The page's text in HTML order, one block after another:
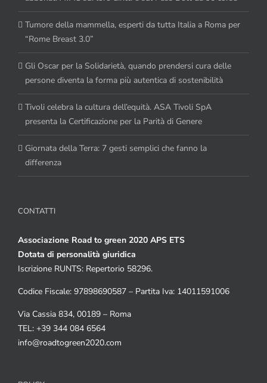
Tumore della mammella, esperti da tutta Italia a Roma per
“Rome Breast 3.0”
Gli Oscar per la Solidarietà, quando prendersi cura delle
persone diventa la forma più autentica di sostenibilità
Tivoli celebra la cultura dell’equità. ASA Tivoli SpA
presenta la Certificazione per la Parità di Genere
Giornata della Terra: 7 gesti semplici che fanno la
differenza
CONTATTI
Associazione Road to green 2020 APS ETS
Dotata di personalità giuridica
Iscrizione RUNTS: Repertorio 58296.
Codice Fiscale: 97898690587 – Partita Iva: 14011591006
Via Cassia 834, 00189 – Roma
TEL: +39 344 084 6564
info@roadtogreen2020.com